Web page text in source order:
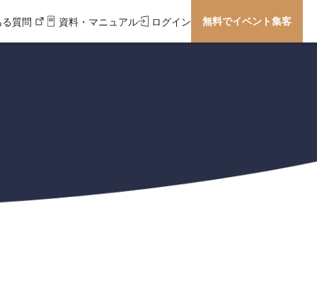
質問 資料・マニュアル ログイン 無料でイベント集客